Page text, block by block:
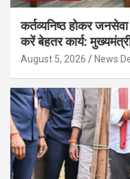
कर्तव्यनिष्ठ होकर
करें बेहतर कार्य:
August 5, 2026 News